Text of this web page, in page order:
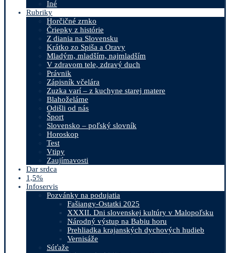
Iné
Rubriky
Horčičné zrnko
Čriepky z histórie
Z diania na Slovensku
Krátko zo Spiša a Oravy
Mladým, mladším, najmladším
V zdravom tele, zdravý duch
Právnik
Zápisník včelára
Zuzka varí – z kuchyne starej matere
Blahoželáme
Odišli od nás
Šport
Slovensko – poľský slovník
Horoskop
Test
Vtipy
Zaujímavosti
Dar srdca
1,5%
Infoservis
Pozvánky na podujatia
Fašiangy-Ostatki 2025
XXXII. Dni slovenskej kultúry v Malopoľsku
Národný výstup na Babiu horu
Prehliadka krajanských dychových hudieb
Vernisáže
Súťaže